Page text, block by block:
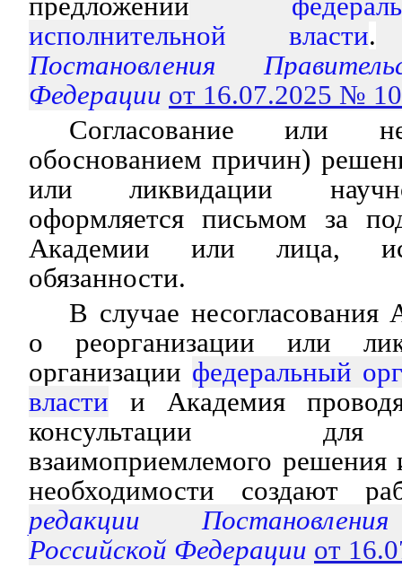
исполнительной власти.
Постановления
Федерации от 16.07.2025 №
Согласование или
обоснованием причин)
или ликвидации
оформляется письмом за
Академии или лица,
обязанности.
В случае
о реорганизации или
организации федеральный
власти и Академия
консультации
взаимоприемлемого
необходимости создают
редакции
Российской Федерации от